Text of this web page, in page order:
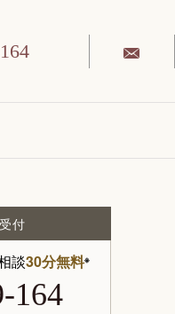
付
談30分無料※
164